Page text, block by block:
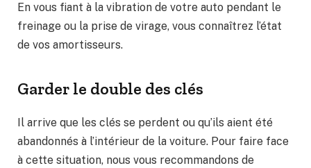
En vous fiant à la vibration de votre auto pendant le
freinage ou la prise de virage, vous connaîtrez l’état
de vos amortisseurs.
Garder le double des clés
Il arrive que les clés se perdent ou qu’ils aient été
abandonnés à l’intérieur de la voiture. Pour faire face
à cette situation, nous vous recommandons de